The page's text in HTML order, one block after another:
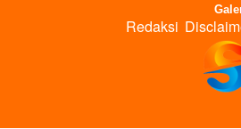
Redaksi